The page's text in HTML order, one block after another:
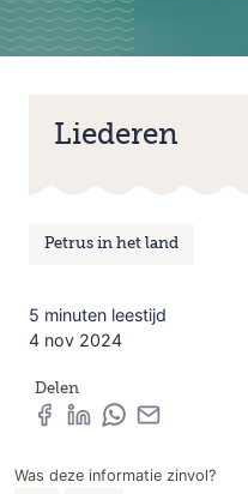
Liederen
Petrus in het land
5 minuten leestijd
4 nov 2024
Delen
Was deze informatie zinvol?